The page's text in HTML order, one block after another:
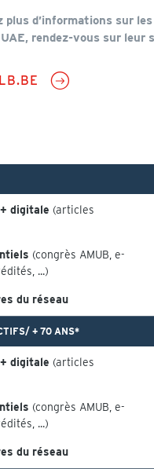
plus d’informations sur
rendez-vous sur leur
digitale (articles
(congrès AMUB, e-
...)
du réseau
+ 70 ANS*
digitale (articles
(congrès AMUB, e-
...)
du réseau